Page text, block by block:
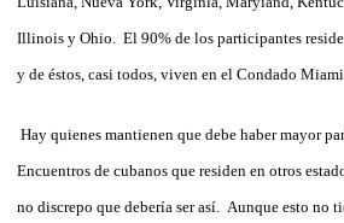
Illinois y Ohio. El 90% de los participantes
y de éstos, casi todos, viven en el Condado Miami
Hay quienes mantienen que debe haber mayor
Encuentros de cubanos que residen en otros
no discrepo que debería ser así. Aunque esto no